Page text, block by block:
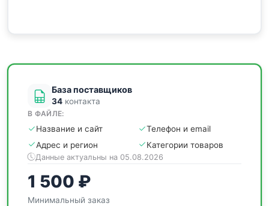
База поставщиков
34 контакта
В ФАЙЛЕ:
Название и сайт
Телефон и email
Адрес и регион
Категории товаров
Данные актуальны на 05.08.2026
1 500 ₽
Минимальный заказ